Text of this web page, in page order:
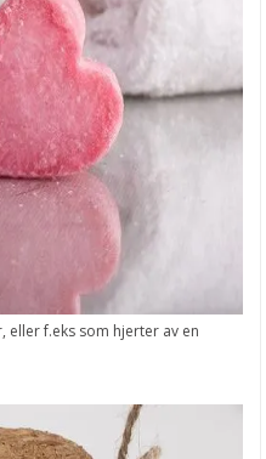
eller f.eks som hjerter av en